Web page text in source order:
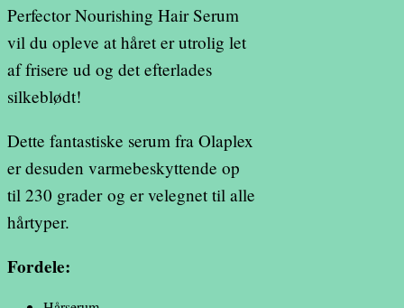
Perfector Nourishing Hair Serum
vil du opleve at håret er utrolig let
af frisere ud og det efterlades
silkeblødt!
Dette fantastiske serum fra Olaplex
er desuden varmebeskyttende op
til 230 grader og er velegnet til alle
hårtyper.
Fordele: